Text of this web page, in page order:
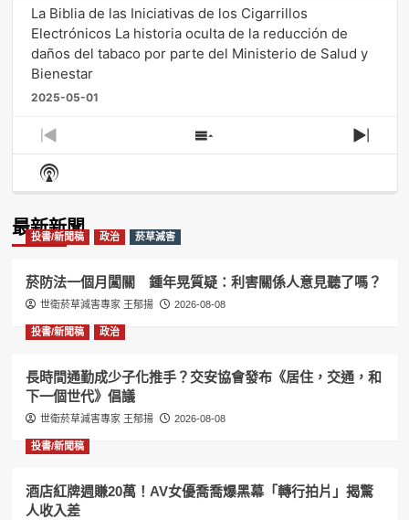
La Biblia de las Iniciativas de los Cigarrillos
Electrónicos La historia oculta de la reducción de
daños del tabaco por parte del Ministerio de Salud y
Bienestar
2025-05-01
Previous
Episode
Show
Episodes
Next
Show
Podcast
最新新聞
投書/新聞稿 政治 菸草減害
菸防法一個月闖關 鍾年晃質疑：利害關係人意見聽了嗎？
世衛菸草減害專家 王郁揚 2026-08-08
投書/新聞稿 政治
長時間通勤成少子化推手？交安協會發布《居住，交通，和
下一個世代》倡議
世衛菸草減害專家 王郁揚 2026-08-08
投書/新聞稿
酒店紅牌週賺20萬！AV女優喬喬爆黑幕「轉行拍片」揭驚
人收入差